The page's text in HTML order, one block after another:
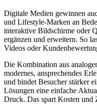
Digitale Medien gewinnen
und Lifestyle-Marken an
interaktive Bildschirme oder
ergänzen und erweitern. So
Videos oder
Die Kombination aus
modernes, ansprechendes
und bindet Besucher stärker
Lösungen eine einfache
Druck. Das spart Kosten und